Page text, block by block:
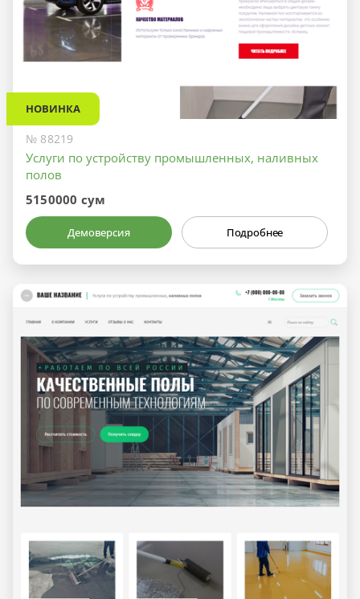
НОВИНКА
№ 88219
Услуги по устройству промышленных, наливных
полов
5150000 сум
Демоверсия Подробнее